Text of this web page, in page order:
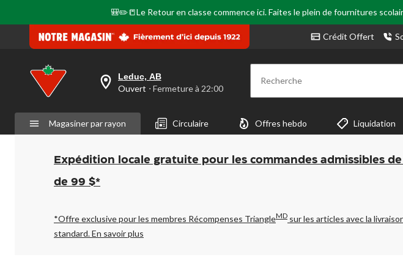
🎒✏️📒Le Retour en classe commence ici. Faites le plein de fournitures
Crédit Offert
votre
est
Leduc,
AB,
Ouvert,
Fermeture
à
pour
changer
Leduc, AB
Ouvert ⋅ Fermeture à 22:00 Recherche
Magasiner par rayon Circulaire Offres hebdo Liquidation
Expédition locale gratuite pour les commandes admissibles
de 99 $*
*Offre exclusive pour les membres Récompenses TriangleMD sur les articles avec la
standard.En savoir plus